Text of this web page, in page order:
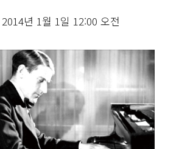
년 1월 1일 12:00 오전